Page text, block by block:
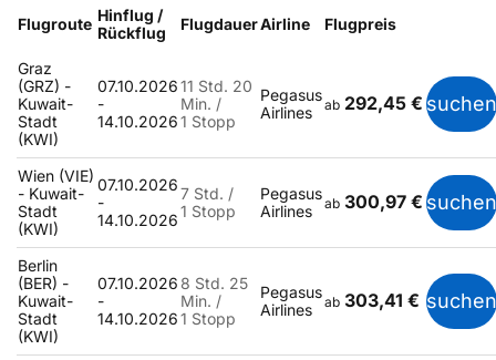
Flugroute Hinflug /
Rückflug
FlugdauerAirline Flugpreis
Graz
(GRZ) -
Kuwait-
Stadt
(KWI)
07.10.2026
-
14.10.2026
11 Std. 20
Min. /
1 Stopp
Pegasus
Airlines
ab 292,45 € suchen
Wien (VIE)
- Kuwait-
Stadt
(KWI)
07.10.2026
-
14.10.2026
7 Std. /
1 Stopp
Pegasus
Airlines
ab 300,97 € suchen
Berlin
(BER) -
Kuwait-
Stadt
(KWI)
07.10.2026
-
14.10.2026
8 Std. 25
Min. /
1 Stopp
Pegasus
Airlines
ab 303,41 € suchen